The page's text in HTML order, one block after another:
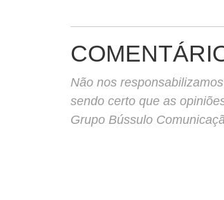
Não nos
sendo certo que as
Grupo Bússulo